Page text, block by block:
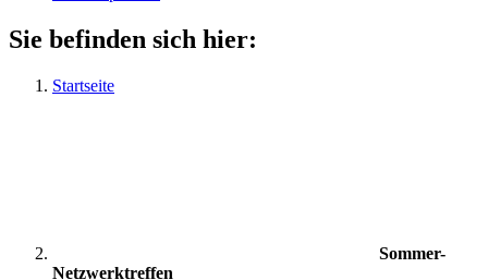
Sie befinden sich hier:
Startseite
Sommer-
Netzwerktreffen